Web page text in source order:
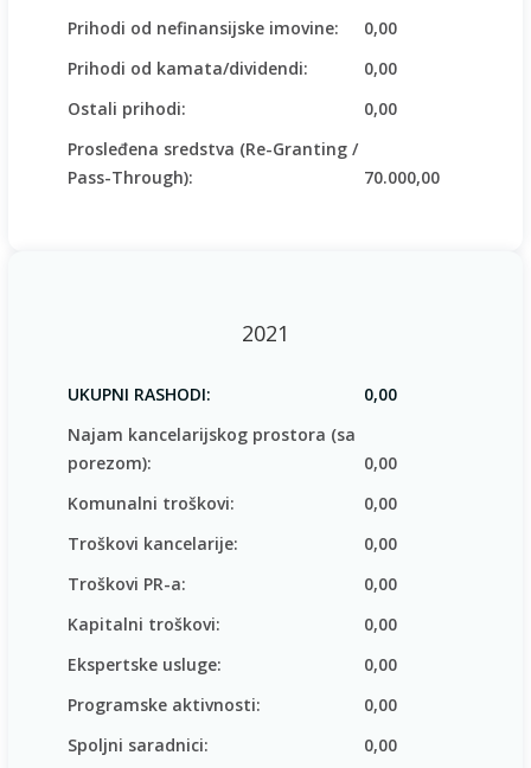
Prihodi od nefinansijske imovine:
0,00
Prihodi od kamata/dividendi:
0,00
Ostali prihodi:
0,00
Prosleđena sredstva (Re-Granting /
Pass-Through):
70.000,00
2021
UKUPNI RASHODI:
0,00
Najam kancelarijskog prostora (sa
porezom):
0,00
Komunalni troškovi:
0,00
Troškovi kancelarije:
0,00
Troškovi PR-a:
0,00
Kapitalni troškovi:
0,00
Ekspertske usluge:
0,00
Programske aktivnosti:
0,00
Spoljni saradnici:
0,00